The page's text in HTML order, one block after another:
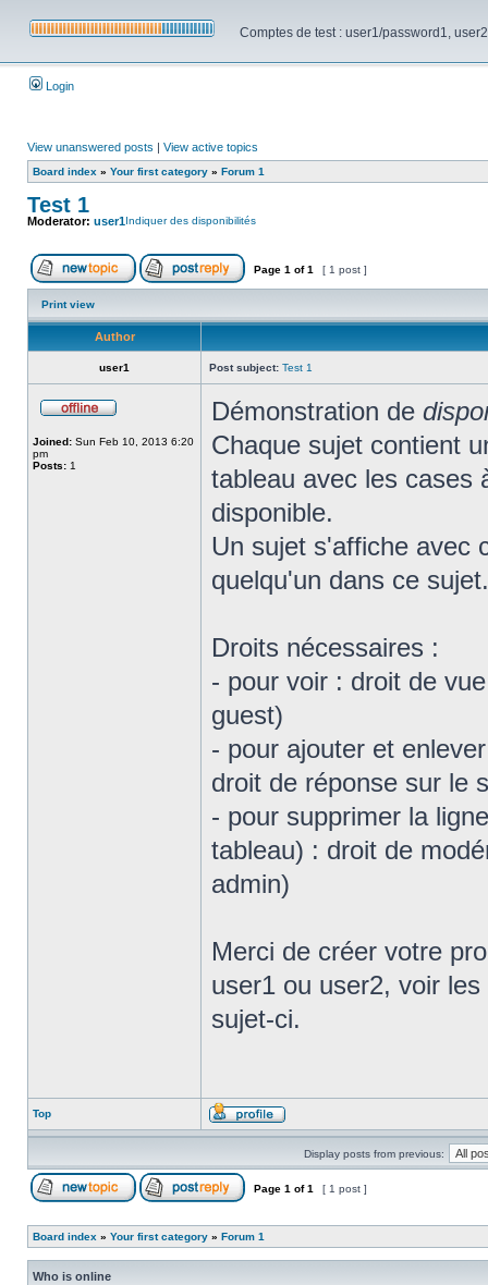
Comptes de test : user1/password1,
Login
View unanswered posts | View active topics
Board index » Your first category » Forum 1
Test 1
Moderator: user1Indiquer des disponibilités
Page 1 of1 [ 1 post ]
Print view
Author
user1 Post subject: Test 1
Joined: Sun Feb 10, 2013 6:20
pm
Posts: 1
Démonstration de
Chaque sujet contient
tableau avec les cases
disponible.
Un sujet s'affiche avec
quelqu'un dans ce sujet.
Droits nécessaires :
- pour voir : droit de
guest)
- pour ajouter et
droit de réponse sur le
- pour supprimer la
tableau) : droit de
admin)
Merci de créer votre
user1 ou user2, voir
sujet-ci.
Top
Display posts from previous:
Page 1 of1 [ 1 post ]
Board index » Your first category » Forum 1
Who is online